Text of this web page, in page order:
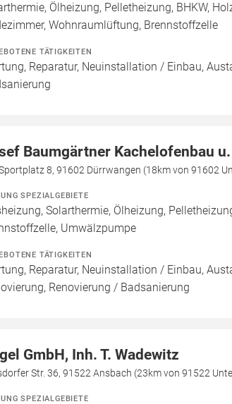
Ölheizung, Pelletheizung, BHKW,
Wohnraumlüftung, Brennstoffzelle
TÄTIGKEITEN
Reparatur, Neuinstallation / Einbau,
Baumgärtner Kachelofenbau
8, 91602 Dürrwangen (18km von 91602
SPEZIALGEBIETE
Solarthermie, Ölheizung,
Umwälzpumpe
TÄTIGKEITEN
Reparatur, Neuinstallation / Einbau,
Renovierung / Badsanierung
GmbH, Inh. T. Wadewitz
Str. 36, 91522 Ansbach (23km von 91522
SPEZIALGEBIETE